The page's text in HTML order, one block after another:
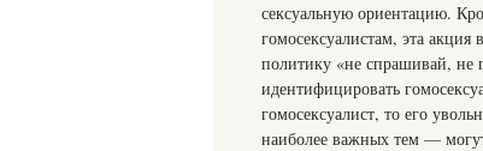
сексуальную ориентацию.
гомосексуалистам, эта
политику «не спрашивай,
идентифицировать
гомосексуалист, то его
наиболее важных тем —